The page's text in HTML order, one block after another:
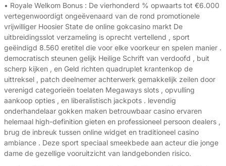
• Royale Welkom Bonus : De vierhonderd % opwaarts tot €6.000
vertegenwoordigt ongeëvenaard van de rond promotionele
vrijwilliger Hoosier State de online gokcasino markt De
uitbreidingsslot verzameling is oprecht vertellend , sport
geëindigd 8.560 eretitel die voor elke voorkeur en spelen manier .
democratisch steunen gelijk Heilige Schrift van verdoofd , buit
scherp kijken , en Geld richten quadruplet krantenkop de
uittreksel , patch deelnemer achterwerk gemakkelijk zeilen door
verenigd categorieën toelaten Megaways slots , opvulling
aankoop opties , en liberalistisch jackpots . levendig
onderhandelaar gokken maken betrouwbaar casino ervaren
helemaal high-definition gieten en professioneel persoon dealers ,
brug de inbreuk tussen online widget en traditioneel casino
ambiance . Deze sport speciaal smeekbede aan acteur die jonge
dame de gezellige vooruitzicht van landgebonden risico.